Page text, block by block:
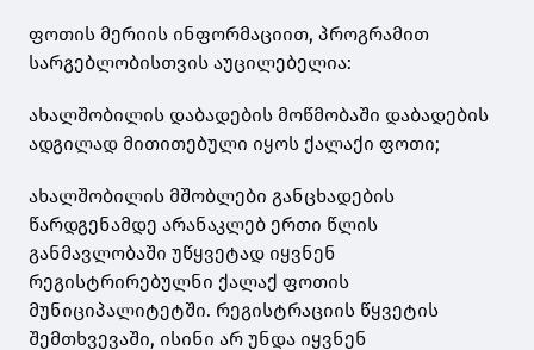
ფოთის მერიის ინფორმაციით, პროგრამით
სარგებლობისთვის აუცილებელია:
ახალშობილის დაბადების მოწმობაში დაბადების
ადგილად მითითებული იყოს ქალაქი ფოთი;
ახალშობილის მშობლები განცხადების
წარდგენამდე არანაკლებ ერთი წლის
განმავლობაში უწყვეტად იყვნენ
რეგისტრირებულნი ქალაქ ფოთის
მუნიციპალიტეტში. რეგისტრაციის წყვეტის
შემთხვევაში, ისინი არ უნდა იყვნენ